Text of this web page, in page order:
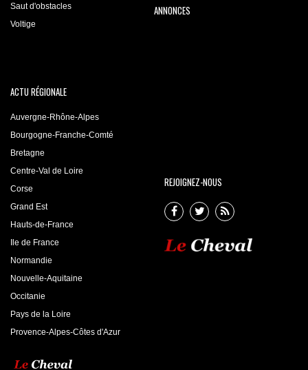
Saut d'obstacles
Voltige
ANNONCES
ACTU RÉGIONALE
Auvergne-Rhône-Alpes
Bourgogne-Franche-Comté
Bretagne
Centre-Val de Loire
Corse
Grand Est
Hauts-de-France
Ile de France
Normandie
Nouvelle-Aquitaine
Occitanie
Pays de la Loire
Provence-Alpes-Côtes d'Azur
REJOIGNEZ-NOUS